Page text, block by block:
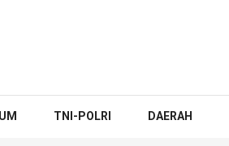
TNI-POLRI DAERAH